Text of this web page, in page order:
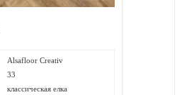
Alsafloor Creativ
33
классическая елка